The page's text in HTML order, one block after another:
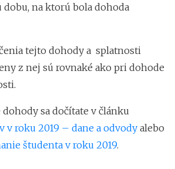
dobu, na ktorú bola dohoda
tejto dohody a splatnosti
z nej sú rovnaké ako pri dohode
sa dočítate v článku
v roku 2019 – dane a odvody alebo
študenta v roku 2019.